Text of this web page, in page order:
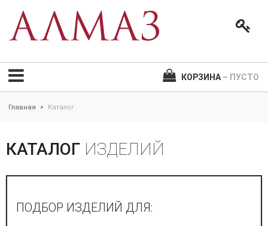
КОРЗИНА – ПУСТО
Главная > Каталог
КАТАЛОГ ИЗДЕЛИЙ
ПОДБОР ИЗДЕЛИЙ ДЛЯ: